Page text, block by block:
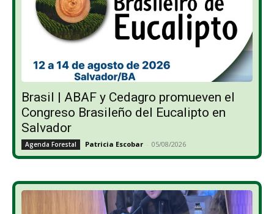
Brasil | ABAF y Cedagro promueven el
Congreso Brasileño del Eucalipto en
Salvador
Agenda Forestal Patricia Escobar - 05/08/2026